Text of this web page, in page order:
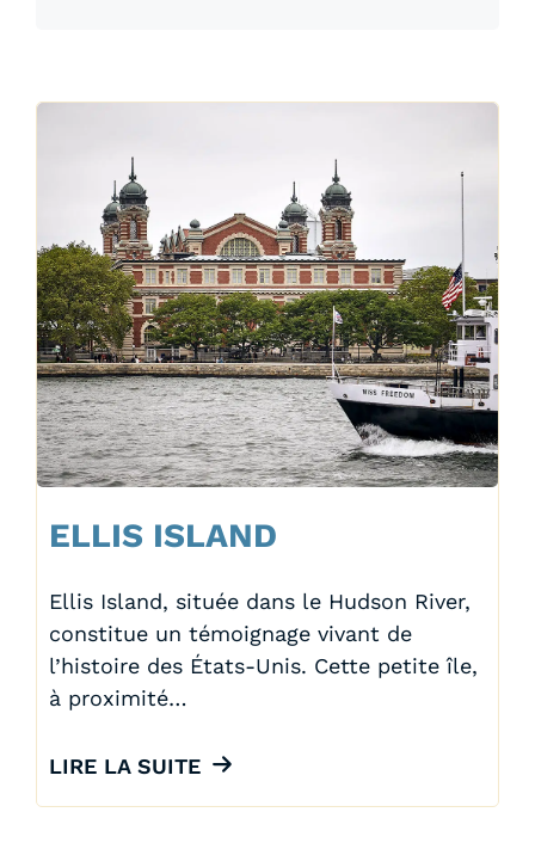
ELLIS ISLAND
Ellis Island, située dans le Hudson River,
constitue un témoignage vivant de
l’histoire des États-Unis. Cette petite île,
à proximité…
LIRE LA SUITE